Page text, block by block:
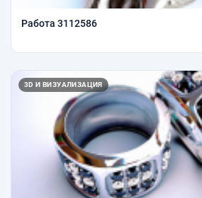
Работа 3112586
3D И ВИЗУАЛИЗАЦИЯ